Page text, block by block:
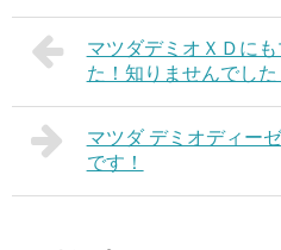
マツダデミオＸＤに
た！知りませんでした
マツダ デミオディー
です！